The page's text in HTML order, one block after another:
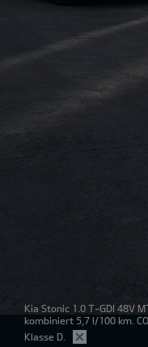
Kia Stonic 1.0 T-GDI 48V
kombiniert 5,7 l/100 km.
Klasse D.